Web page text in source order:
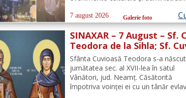
Conform programului oficial
de Asociația Nord, mai jos se
sinteza activităților,...
7 august 2026 Galerie foto
SINAXAR – 7 August – Sf.
Teodora de la Sihla; Sf.
Pafnutie - Pârvu Zugravul
Sfânta Cuvioasă Teodora s-a
jumătatea sec. al XVII-lea în satul
Vânători, jud. Neamţ. Căsătorită
împotriva voinţei ei cu un tânăr